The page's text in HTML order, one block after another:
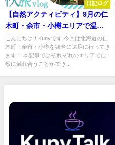
日記ログ
【自然アクティビティ】9月の仁
木町・余市・小樽エリアで温泉
や花火、ゲーム、フルーツ狩
り、リスと遊ぶ体験！
こんにちは！Kunyです 今回は北海道の仁
木町・余市・小樽を舞台に遠足に行ってき
ます！ 本記事ではそれぞれのエリアで自
然に触れ合うことができ...